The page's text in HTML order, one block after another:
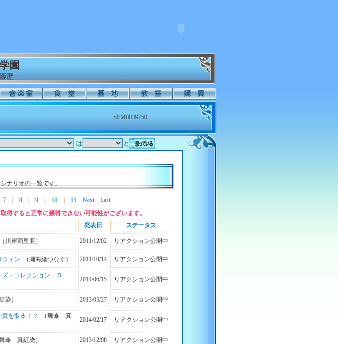
園
歴
SFM0039750
は と
ナリオの一覧です。
7| 8| 9| 10| 11 Next
Last
得すると正常に獲得できない可能性がございます。
発表日 ステータス
（川岸満里亜） 2011/12/02 リアクション公開中
ウィン （瀬海緒つなぐ） 2011/10/14 リアクション公開中
ズ・コレクション Ｄ
2014/06/15 リアクション公開中
染） 2013/05/27 リアクション公開中
を取る！？
（舞傘 真
2014/02/17 リアクション公開中
傘 真紅染） 2013/12/08 リアクション公開中